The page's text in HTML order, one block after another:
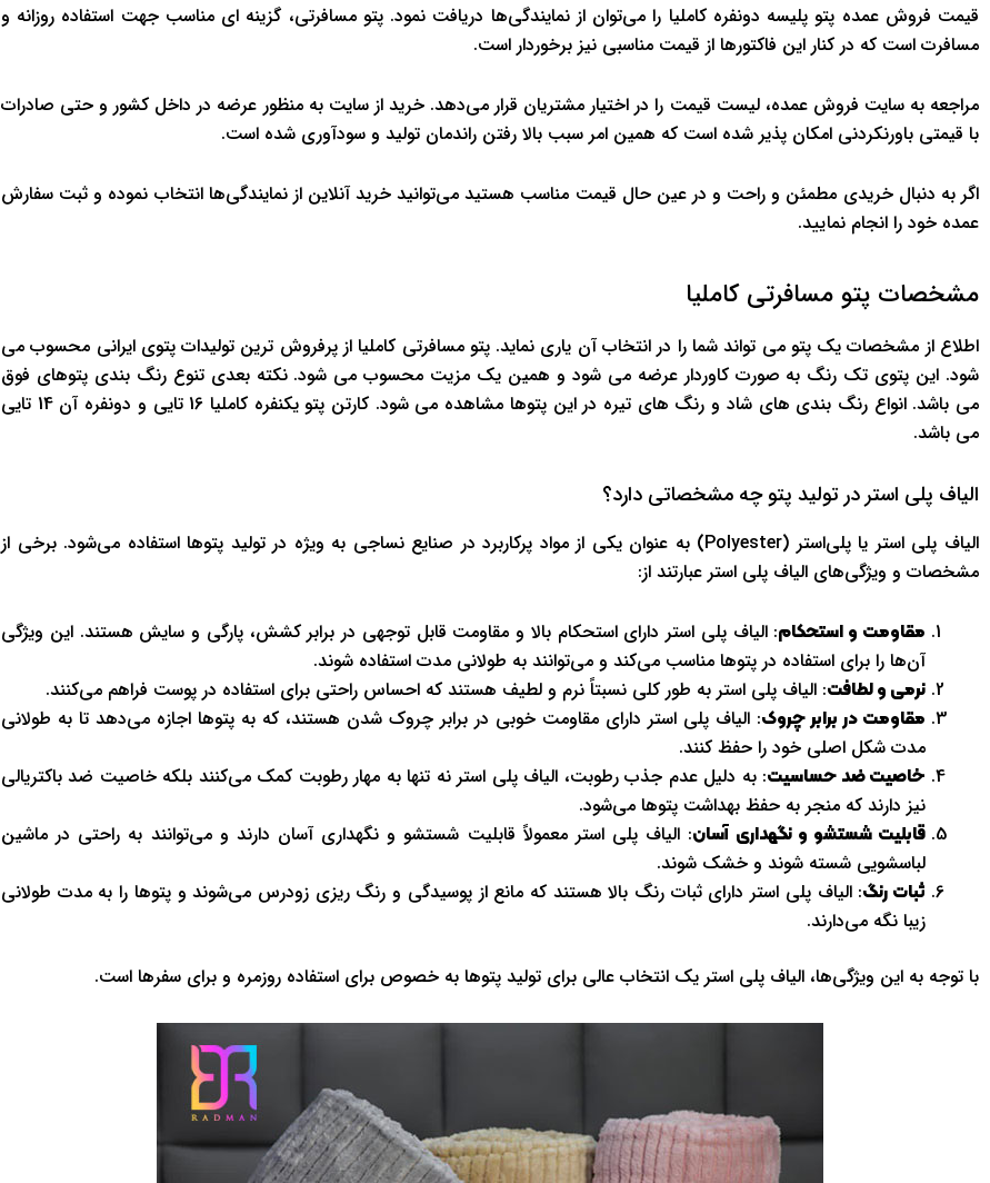
قیمت فروش عمده پتو پلیسه دونفره کاملیا را می‌توان از نمایندگی‌ها دریافت نمود. پتو مسافرتی، گزینه ای مناسب جهت استفاده روزانه و
مسافرت است که در کنار این فاکتورها از قیمت مناسبی نیز برخوردار است.
مراجعه به سایت فروش عمده، لیست قیمت را در اختیار مشتریان قرار می‌دهد. خرید از سایت به منظور عرضه در داخل کشور و حتی صادرات
با قیمتی باورنکردنی امکان پذیر شده است که همین امر سبب بالا رفتن راندمان تولید و سودآوری شده است.
اگر به دنبال خریدی مطمئن و راحت و در عین حال قیمت مناسب هستید می‌توانید خرید آنلاین از نمایندگی‌ها انتخاب نموده و ثبت سفارش
عمده خود را انجام نمایید.
مشخصات پتو مسافرتی کاملیا
اطلاع از مشخصات یک پتو می تواند شما را در انتخاب آن یاری نماید. پتو مسافرتی کاملیا از پرفروش ترین تولیدات پتوی ایرانی محسوب می
شود. این پتوی تک رنگ به صورت کاوردار عرضه می شود و همین یک مزیت محسوب می شود. نکته بعدی تنوع رنگ بندی پتوهای فوق
می باشد. انواع رنگ بندی های شاد و رنگ های تیره در این پتوها مشاهده می شود. کارتن پتو یکنفره کاملیا 16 تایی و دونفره آن 14 تایی
می باشد.
الیاف پلی استر در تولید پتو چه مشخصاتی دارد؟
الیاف پلی استر یا پلی‌استر (Polyester) به عنوان یکی از مواد پرکاربرد در صنایع نساجی به ویژه در تولید پتوها استفاده می‌شود. برخی از
مشخصات و ویژگی‌های الیاف پلی استر عبارتند از:
مقاومت و استحکام: الیاف پلی استر دارای استحکام بالا و مقاومت قابل توجهی در برابر کشش، پارگی و سایش هستند. این ویژگی
آن‌ها را برای استفاده در پتوها مناسب می‌کند و می‌توانند به طولانی مدت استفاده شوند.
نرمی و لطافت: الیاف پلی استر به طور کلی نسبتاً نرم و لطیف هستند که احساس راحتی برای استفاده در پوست فراهم می‌کنند.
مقاومت در برابر چروک: الیاف پلی استر دارای مقاومت خوبی در برابر چروک شدن هستند، که به پتوها اجازه می‌دهد تا به طولانی
مدت شکل اصلی خود را حفظ کنند.
خاصیت ضد حساسیت: به دلیل عدم جذب رطوبت، الیاف پلی استر نه تنها به مهار رطوبت کمک می‌کنند بلکه خاصیت ضد باکتریالی
نیز دارند که منجر به حفظ بهداشت پتوها می‌شود.
قابلیت شستشو و نگهداری آسان: الیاف پلی استر معمولاً قابلیت شستشو و نگهداری آسان دارند و می‌توانند به راحتی در ماشین
لباسشویی شسته شوند و خشک شوند.
ثبات رنگ: الیاف پلی استر دارای ثبات رنگ بالا هستند که مانع از پوسیدگی و رنگ ریزی زودرس می‌شوند و پتوها را به مدت طولانی
زیبا نگه می‌دارند.
با توجه به این ویژگی‌ها، الیاف پلی استر یک انتخاب عالی برای تولید پتوها به خصوص برای استفاده روزمره و برای سفرها است.